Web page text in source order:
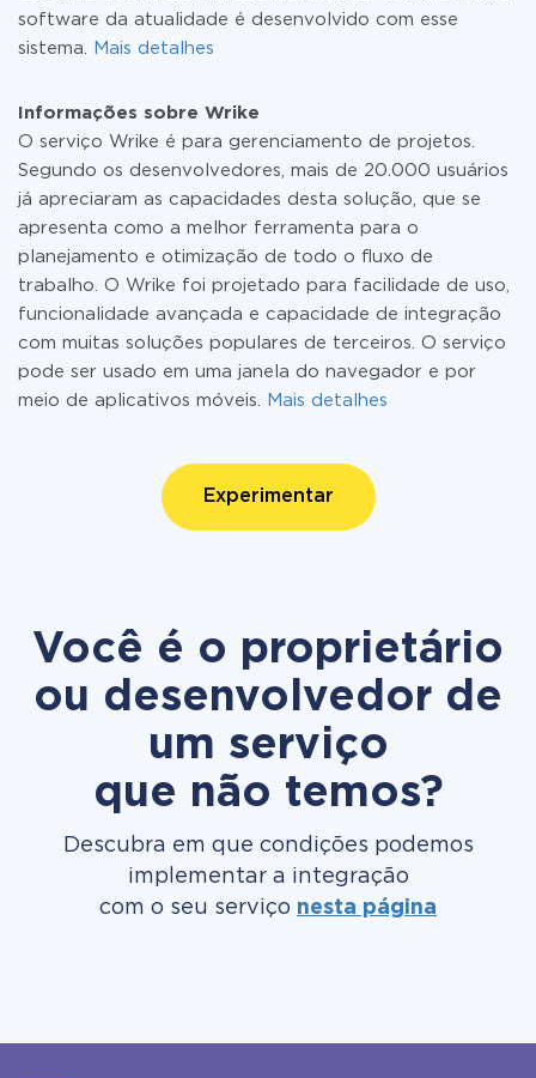
software da atualidade é desenvolvido com esse
sistema.
Mais detalhes
Informações sobre Wrike
O serviço Wrike é para gerenciamento de projetos.
Segundo os desenvolvedores, mais de 20.000 usuários
já apreciaram as capacidades desta solução, que se
apresenta como a melhor ferramenta para o
planejamento e otimização de todo o fluxo de
trabalho. O Wrike foi projetado para facilidade de uso,
funcionalidade avançada e capacidade de integração
com muitas soluções populares de terceiros. O serviço
pode ser usado em uma janela do navegador e por
meio de aplicativos móveis.
Mais detalhes
Experimentar
Você é o proprietário
ou desenvolvedor de
um serviço
que não temos?
Descubra em que condições podemos
implementar a integração
com o seu serviço nesta página